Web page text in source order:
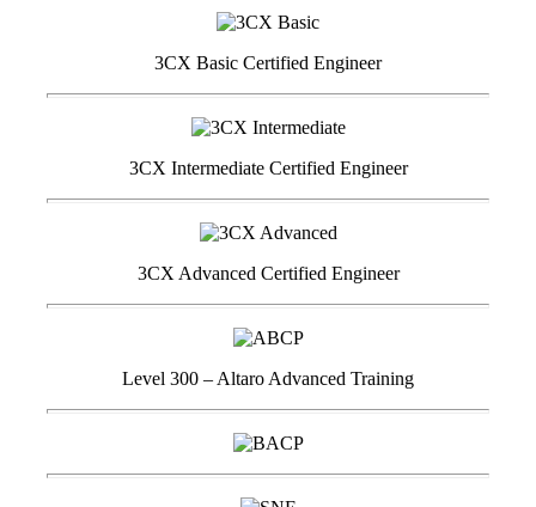
3CX Basic Certified Engineer
3CX Intermediate Certified Engineer
3CX Advanced Certified Engineer
Level 300 – Altaro Advanced Training